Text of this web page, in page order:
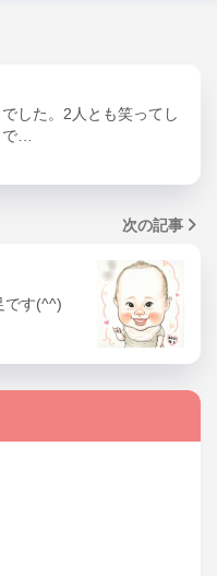
した。2人とも笑ってし
で…
次の記事
です(^^)